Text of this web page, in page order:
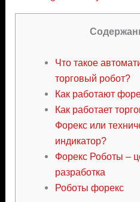
Что такое
торговый робот?
Как работают
Как работает
Форекс или
индикатор?
Форекс Роботы –
разработка
Роботы форекс